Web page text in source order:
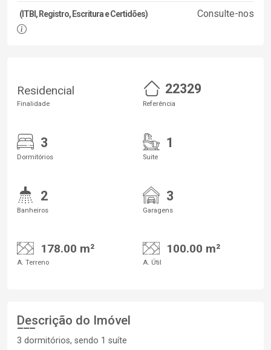
(ITBI, Registro, Escritura e Certidões) Consulte-nos
Residencial
Finalidade
22329
Referência
3
Dormitórios
1
Suite
2
Banheiros
3
Garagens
178.00 m²
A. Terreno
100.00 m²
A. Útil
Descrição do Imóvel
3 dormitórios, sendo 1 suíte